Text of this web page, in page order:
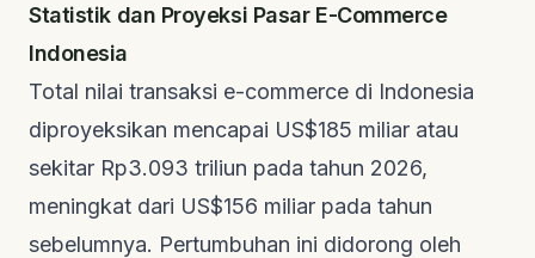
Statistik dan Proyeksi Pasar E-Commerce
Indonesia
Total nilai transaksi e-commerce di Indonesia
diproyeksikan mencapai US$185 miliar atau
sekitar Rp3.093 triliun pada tahun 2026,
meningkat dari US$156 miliar pada tahun
sebelumnya. Pertumbuhan ini didorong oleh